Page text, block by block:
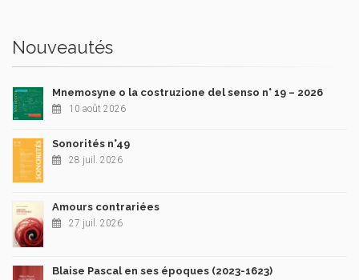
Nouveautés
Mnemosyne o la costruzione del senso n° 19 – 2026
10 août 2026
Sonorités n°49
28 juil. 2026
Amours contrariées
27 juil. 2026
Blaise Pascal en ses époques (2023-1623)